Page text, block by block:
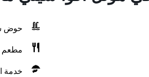
حوض
مطعم
خدمة